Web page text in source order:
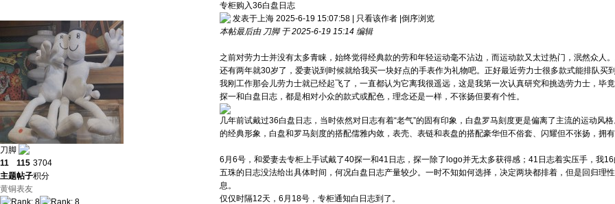
刀脚
11
主题
115
帖子
3704
积分
黄铜表友
专柜购入36白盘日志
发表于上海 2025-6-19 15:07:58 只看该作者 倒序浏览
本帖最后由 刀脚 于 2025-6-19 15:14 编辑
之前对劳力士并没有太多青睐，始终觉得经典款的劳和年轻运动毫不沾边，而运动款又太过热门，泯然众人
还有两年就30岁了，爱妻说到时候就给我买一块好点的手表作为礼物吧。正好最近劳力士很多款式能排队买
我刚工作那会儿劳力士就已经起飞了，一直都认为它离我很遥远，这是我第一次认真研究和挑选劳力士，
探一和白盘日志，都是相对小众的款式或配色，理念还是一样，不张扬但要有个性。
几年前试戴过36白盘日志，当时依然对日志有着“老气”的固有印象，白盘罗马刻度更是偏离了主流的运动
的经典形象，白盘和罗马刻度的搭配儒雅内敛，表壳、表链和表盘的搭配豪华但不俗套、闪耀但不张扬，拥
6月6号，和爱妻去专柜上手试戴了40探一和41日志，探一除了logo并无太多获得感；41日志着实压手，我
五珠的日志没法给出具体时间，何况白盘日志产量较少。一时不知如何选择，决定两块都排着，但是回归
息。
仅仅时隔12天，6月18号，专柜通知白日志到了。